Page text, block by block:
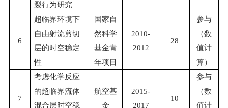
裂行为研究
6
超临界环境下
自由射流剪切
层的时空稳定
性
国家自
然科学
基金青
年项目
2010-
2012
28
参与
（数
值计
算）
7
考虑化学反应
的超临界流体
混合层时空稳
航空基
金
2015-
2017
10
参与
（数
值计